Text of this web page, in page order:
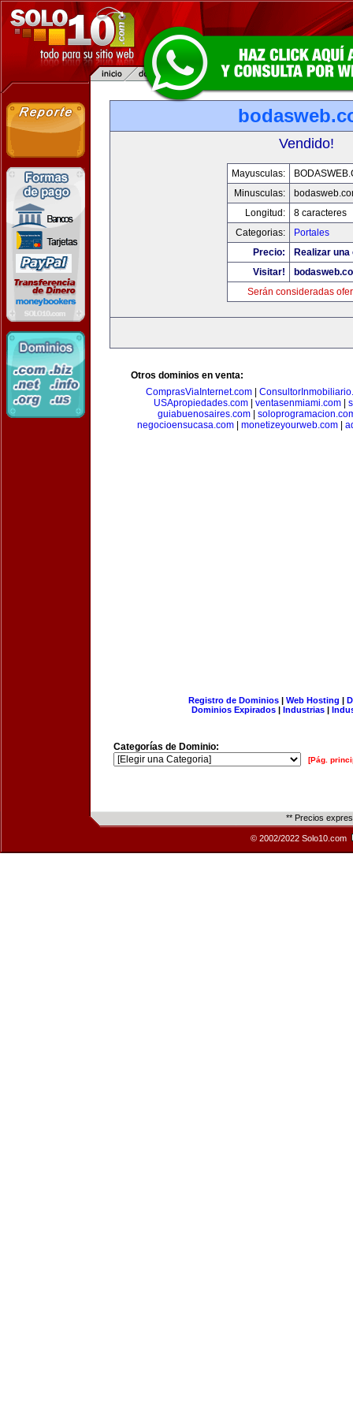
Vendido!
Mayusculas:
Minusculas:
Longitud:
8 caracteres
Categorias:
Portales
Precio:
Realizar
Visitar!
Serán consideradas
Otros dominios en venta:
ComprasViaInternet.com
USApropiedades.com| ventasenmiami.com|
guiabuenosaires.com|
negocioensucasa.com
monetizeyourweb.com
Registro de Dominios| Web Hosting |
Dominios Expirados | Industrias |
Categorías de Dominio:
[Pág.
** Precios
© 2002/2022 Solo10.com